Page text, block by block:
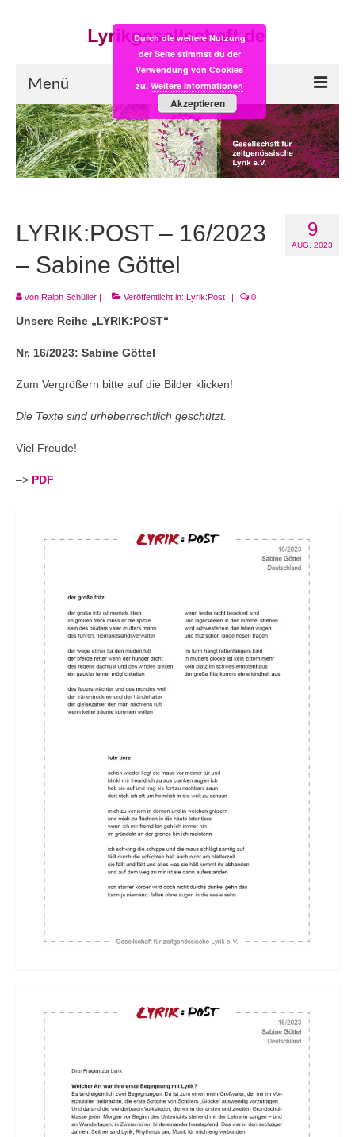
Menü
Start
LYRIK:POST
Einkaufsladen
Empfehlung des Monats
Veranstaltungen
Andenken
Neuerscheinungen von Mitgliedern
Ausschreibungen
Leipziger Lyrikbibliothek
Lyrikschaufenster im Literaturhaus Leipzig
9
AUG. 2023
LYRIK:POST – 16/2023
– Sabine Göttel
von Ralph Schüller | Veröffentlicht in: Lyrik:Post | 0
Unsere Reihe „LYRIK:POST“
Nr. 16/2023: Sabine Göttel
Zum Vergrößern bitte auf die Bilder klicken!
Die Texte sind urheberrechtlich geschützt.
Viel Freude!
–> PDF
Durch die weitere Nutzung
der Seite stimmst du der
Verwendung von Cookies
zu. Weitere Informationen
Akzeptieren